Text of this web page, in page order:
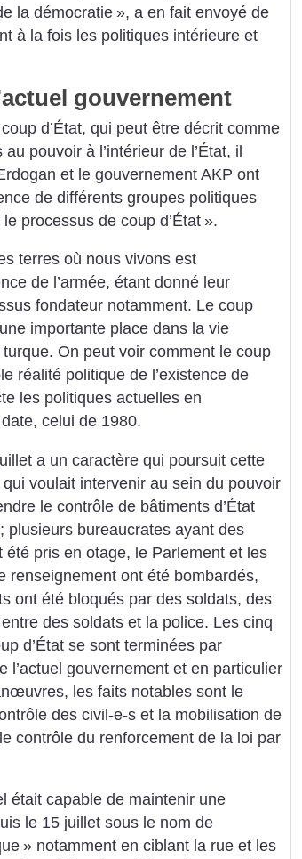
la démocratie », a en fait envoyé de
à la fois les politiques intérieure et
gouvernement
d’État, qui peut être décrit comme
pouvoir à l’intérieur de l’État, il
et le gouvernement AKP ont
de différents groupes politiques
processus de coup d’État ».
terres où nous vivons est
de l’armée, étant donné leur
fondateur notamment. Le coup
importante place dans la vie
On peut voir comment le coup
réalité politique de l’existence de
les politiques actuelles en
celui de 1980.
a un caractère qui poursuit cette
qui voulait intervenir au sein du pouvoir
le contrôle de bâtiments d’État
; plusieurs bureaucrates ayant des
été pris en otage, le Parlement et les
renseignement ont été bombardés,
ont été bloqués par des soldats, des
des soldats et la police. Les cinq
d’État se sont terminées par
gouvernement et en particulier
les faits notables sont le
des civil-e-s et la mobilisation de
contrôle du renforcement de la loi par
était capable de maintenir une
le 15 juillet sous le nom de
» notamment en ciblant la rue et les